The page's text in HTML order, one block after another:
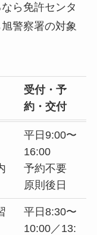
ら免許センタ
警察署の対象
受付・予
約・交付
平日9:00〜
16:00
予約不要
原則後日
平日8:30〜
10:00／13: